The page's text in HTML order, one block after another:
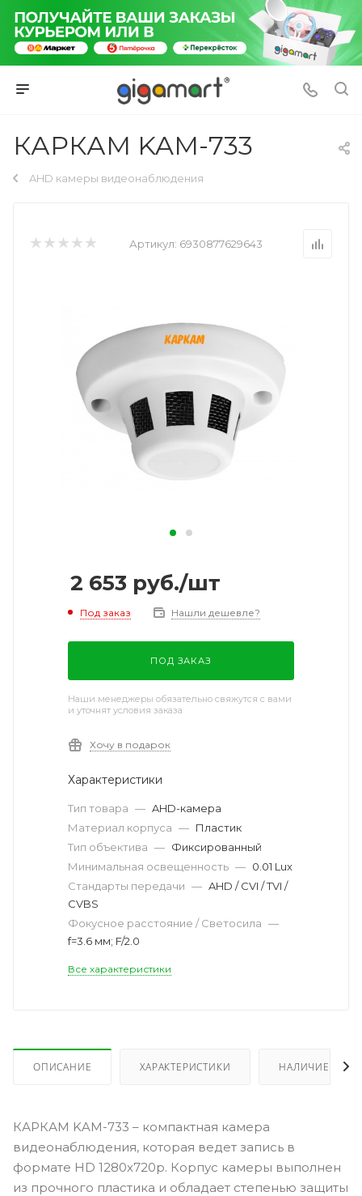
КАРКАМ KAM-733
AHD камеры видеонаблюдения
Артикул: 6930877629643
2 653 руб./шт
Под заказ Нашли дешевле?
ПОД ЗАКАЗ
Наши менеджеры обязательно свяжутся с вами
и уточнят условия заказа
Хочу в подарок
Характеристики
Тип товара — AHD-камера
Материал корпуса — Пластик
Тип объектива — Фиксированный
Минимальная освещенность — 0.01 Lux
Стандарты передачи — AHD / CVI / TVI /
CVBS
Фокусное расстояние / Светосила —
f=3.6 мм; F/2.0
Все характеристики
ОПИСАНИЕ ХАРАКТЕРИСТИКИ НАЛИЧИЕ
КАРКАМ KAM-733 – компактная камера
видеонаблюдения, которая ведет запись в
формате HD 1280x720p. Корпус камеры выполнен
из прочного пластика и обладает степенью защиты